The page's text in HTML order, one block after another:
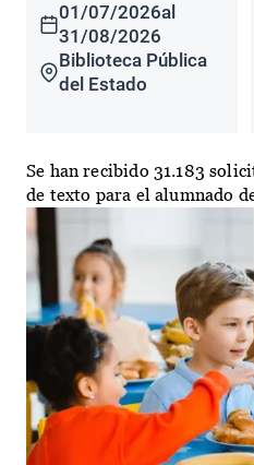
01/07/2026al
31/08/2026
Biblioteca Pública
del Estado
Se han recibido 31.183
de texto para el alumnado